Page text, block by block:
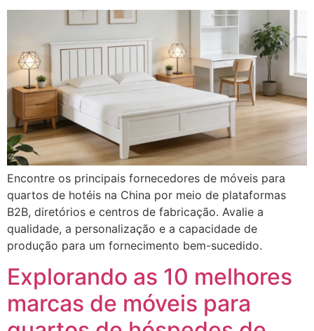
Encontre os principais fornecedores de móveis para
quartos de hotéis na China por meio de plataformas
B2B, diretórios e centros de fabricação. Avalie a
qualidade, a personalização e a capacidade de
produção para um fornecimento bem-sucedido.
Explorando as 10 melhores
marcas de móveis para